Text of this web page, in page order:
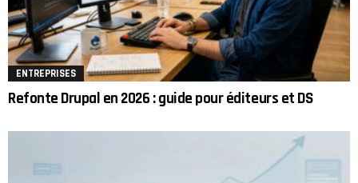
ENTREPRISES
Refonte Drupal en 2026 : guide pour éditeurs et DS